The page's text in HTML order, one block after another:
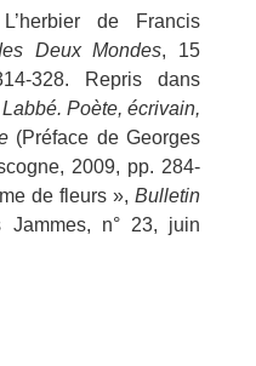
de Francis
Deux Mondes, 15
328. Repris dans
Poète, écrivain,
(Préface de Georges
2009, pp. 284-
de fleurs », Bulletin
Jammes, n° 23, juin